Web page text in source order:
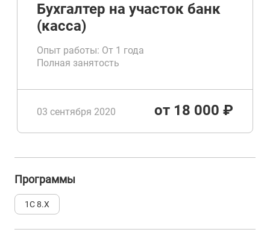
Бухгалтер на участок банк
(касса)
Опыт работы: От 1 года
Полная занятость
03 сентября 2020 от 18 000 ₽
Программы
1С 8.Х